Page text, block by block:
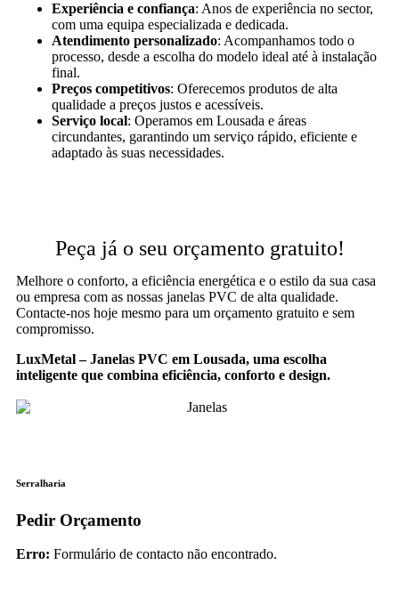
Experiência e confiança: Anos de experiência no sector,
com uma equipa especializada e dedicada.
Atendimento personalizado: Acompanhamos todo o
processo, desde a escolha do modelo ideal até à instalação
final.
Preços competitivos: Oferecemos produtos de alta
qualidade a preços justos e acessíveis.
Serviço local: Operamos em Lousada e áreas
circundantes, garantindo um serviço rápido, eficiente e
adaptado às suas necessidades.
Peça já o seu orçamento gratuito!
Melhore o conforto, a eficiência energética e o estilo da sua casa
ou empresa com as nossas janelas PVC de alta qualidade.
Contacte-nos hoje mesmo para um orçamento gratuito e sem
compromisso.
LuxMetal – Janelas PVC em Lousada, uma escolha
inteligente que combina eficiência, conforto e design.
Serralharia
Pedir Orçamento
Erro: Formulário de contacto não encontrado.